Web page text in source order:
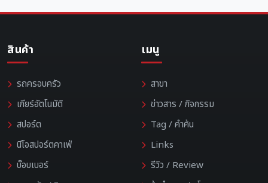
สินค้า
รถครอบครัว
เกียร์อัตโนมัติ
สปอร์ต
นีโอสปอร์ตคาเฟ่
บ๊อบเบอร์
เมนู
สาขา
ข่าวสาร / กิจกรรม
Tag / คำค้น
Links
รีวิว / Review